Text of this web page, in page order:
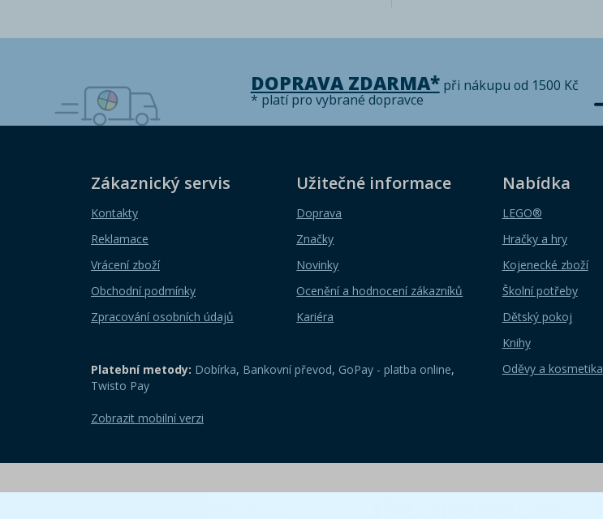
DOPRAVA ZDARMA*při nákupu od 1500 Kč
* platí pro vybrané dopravce
Zákaznický servis
Kontakty
Reklamace
Vrácení zboží
Obchodní podmínky
Zpracování osobních údajů
Užitečné informace
Doprava
Značky
Novinky
Ocenění a hodnocení zákazníků
Kariéra
Nabídka
LEGO®
Hračky a hry
Kojenecké zboží
Školní potřeby
Dětský pokoj
Knihy
Oděvy a kosmetika
Platební metody: Dobírka, Bankovní převod, GoPay - platba online,
Twisto Pay
Zobrazit mobilní verzi